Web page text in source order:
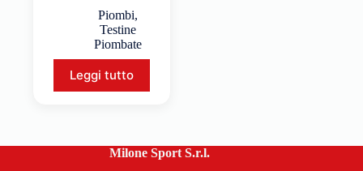
Piombi,
Testine
Piombate
Leggi tutto
Milone Sport S.r.l.